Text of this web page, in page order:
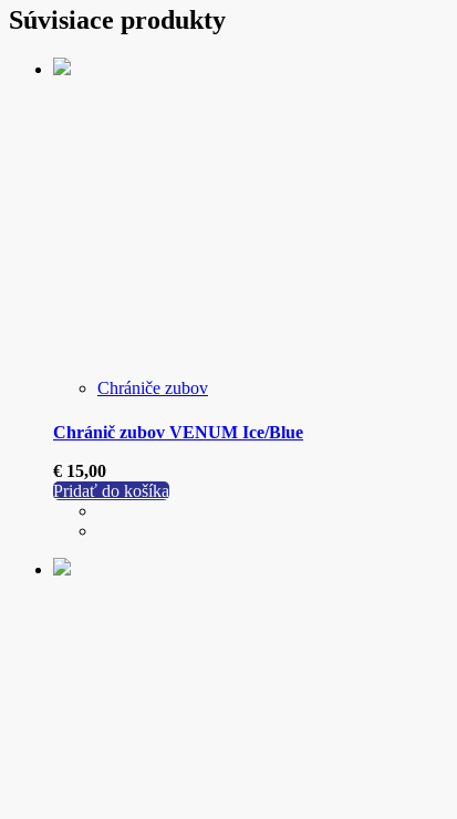
Súvisiace produkty
Chrániče zubov
Chránič zubov VENUM Ice/Blue
€ 15,00
Pridať do košíka